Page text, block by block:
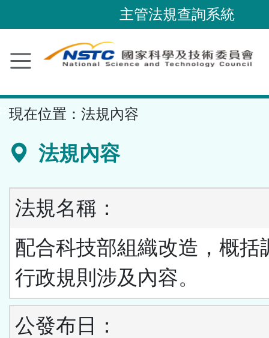
到
要
容
區
主管法規查詢系統
現在位置： 法規內容
法規內容
法規名稱：
配合科技部組織改造，概括
行政規則涉及內容。
公發布日：